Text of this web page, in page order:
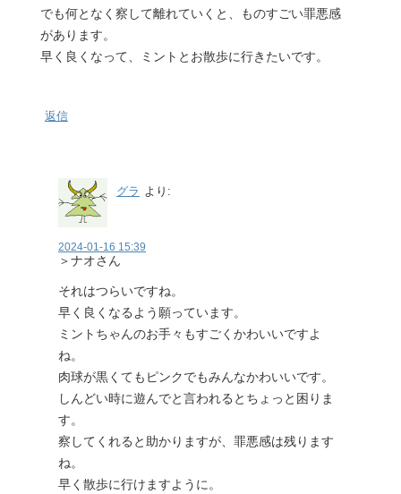
でも何となく察して離れていくと、ものすごい罪悪感
があります。
早く良くなって、ミントとお散歩に行きたいです。
返信
グラ より:
2024-01-16 15:39
＞ナオさん
それはつらいですね。
早く良くなるよう願っています。
ミントちゃんのお手々もすごくかわいいですよ
ね。
肉球が黒くてもピンクでもみんなかわいいです。
しんどい時に遊んでと言われるとちょっと困りま
す。
察してくれると助かりますが、罪悪感は残ります
ね。
早く散歩に行けますように。